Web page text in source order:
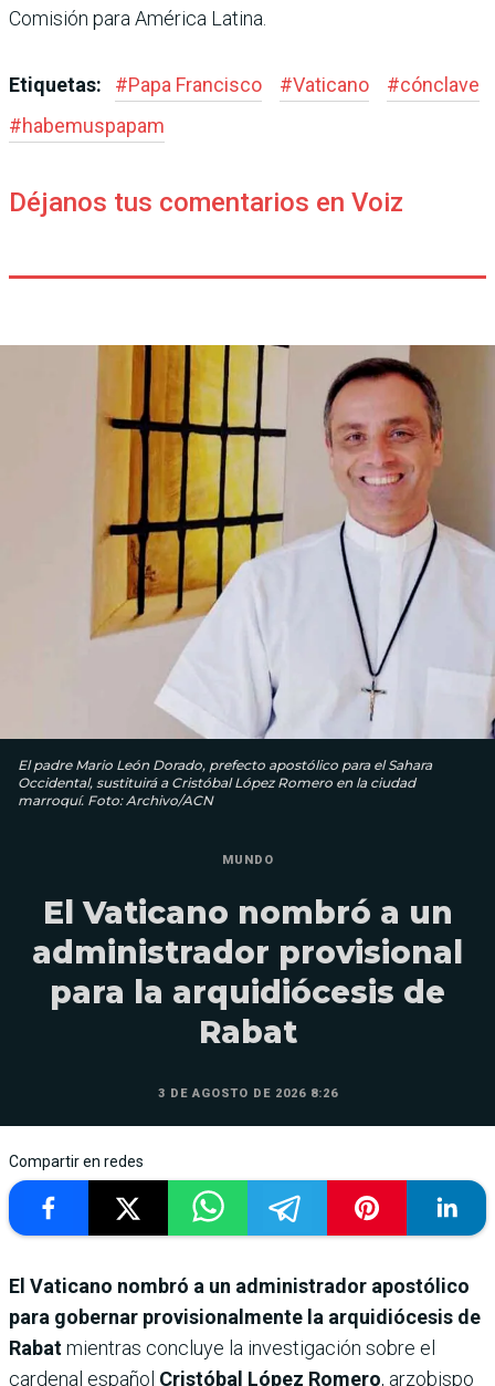
Comisión para América Latina.
Etiquetas: #Papa Francisco #Vaticano #cónclave
#habemuspapam
Déjanos tus comentarios en Voiz
El padre Mario León Dorado, prefecto apostólico para el Sahara
Occidental, sustituirá a Cristóbal López Romero en la ciudad
marroquí. Foto: Archivo/ACN
MUNDO
El Vaticano nombró a un
administrador provisional
para la arquidiócesis de
Rabat
3 DE AGOSTO DE 2026 8:26
Compartir en redes
El Vaticano nombró a un administrador apostólico
para gobernar provisionalmente la arquidiócesis de
Rabatmientras concluye la investigación sobre el
cardenal español Cristóbal López Romero, arzobispo